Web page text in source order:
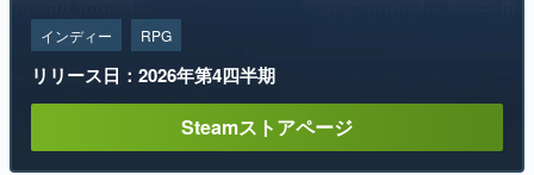
インディー RPG
リリース日：2026年第4四半期
Steamストアページ